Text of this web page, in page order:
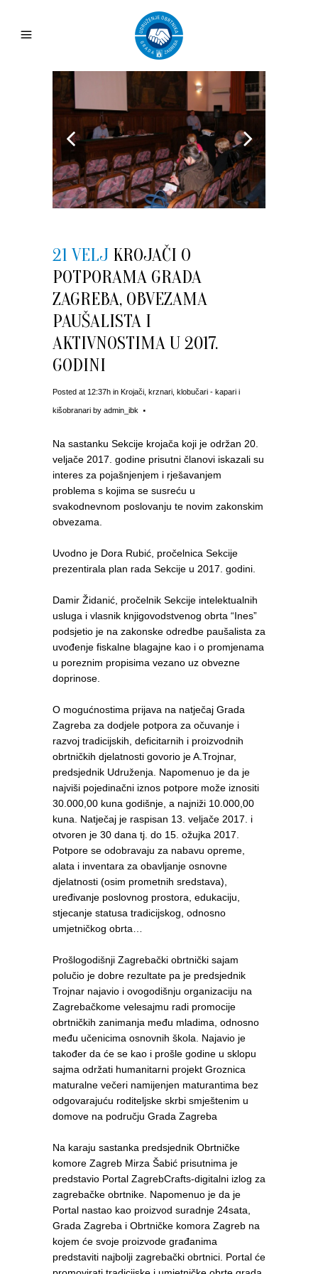
21 VELJ KROJAČI O
POTPORAMA GRADA
ZAGREBA, OBVEZAMA
PAUŠALISTA I
AKTIVNOSTIMA U 2017.
GODINI
Posted at 12:37h in Krojači, krznari, klobučari - kapari i
kišobranari by admin_ibk
Na sastanku Sekcije krojača koji je održan 20.
veljače 2017. godine prisutni članovi iskazali su
interes za pojašnjenjem i rješavanjem
problema s kojima se susreću u
svakodnevnom poslovanju te novim zakonskim
obvezama.
Uvodno je Dora Rubić, pročelnica Sekcije
prezentirala plan rada Sekcije u 2017. godini.
Damir Židanić, pročelnik Sekcije intelektualnih
usluga i vlasnik knjigovodstvenog obrta “Ines”
podsjetio je na zakonske odredbe paušalista za
uvođenje fiskalne blagajne kao i o promjenama
u poreznim propisima vezano uz obvezne
doprinose.
O mogućnostima prijava na natječaj Grada
Zagreba za dodjele potpora za očuvanje i
razvoj tradicijskih, deficitarnih i proizvodnih
obrtničkih djelatnosti govorio je A.Trojnar,
predsjednik Udruženja. Napomenuo je da je
najviši pojedinačni iznos potpore može iznositi
30.000,00 kuna godišnje, a najniži 10.000,00
kuna. Natječaj je raspisan 13. veljače 2017. i
otvoren je 30 dana tj. do 15. ožujka 2017.
Potpore se odobravaju za nabavu opreme,
alata i inventara za obavljanje osnovne
djelatnosti (osim prometnih sredstava),
uređivanje poslovnog prostora, edukaciju,
stjecanje statusa tradicijskog, odnosno
umjetničkog obrta…
Prošlogodišnji Zagrebački obrtnički sajam
polučio je dobre rezultate pa je predsjednik
Trojnar najavio i ovogodišnju organizaciju na
Zagrebačkome velesajmu radi promocije
obrtničkih zanimanja među mladima, odnosno
među učenicima osnovnih škola. Najavio je
također da će se kao i prošle godine u sklopu
sajma održati humanitarni projekt Groznica
maturalne večeri namijenjen maturantima bez
odgovarajuću roditeljske skrbi smještenim u
domove na području Grada Zagreba
Na karaju sastanka predsjednik Obrtničke
komore Zagreb Mirza Šabić prisutnima je
predstavio Portal ZagrebCrafts-digitalni izlog za
zagrebačke obrtnike. Napomenuo je da je
Portal nastao kao proizvod suradnje 24sata,
Grada Zagreba i Obrtničke komora Zagreb na
kojem će svoje proizvode građanima
predstaviti najbolji zagrebački obrtnici. Portal će